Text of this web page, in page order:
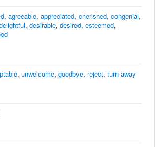
, agreeable, appreciated, cherished, congenial,
, desirable, desired, esteemed,
, unwelcome, goodbye, reject, turn away